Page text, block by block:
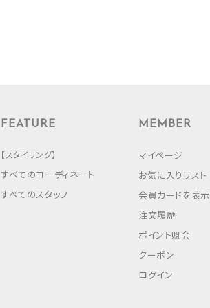
FEATURE
【スタイリング】
すべてのコーディネート
すべてのスタッフ
MEMBER
マイページ
お気に入りリスト
会員カードを表示
注文履歴
ポイント照会
クーポン
ログイン